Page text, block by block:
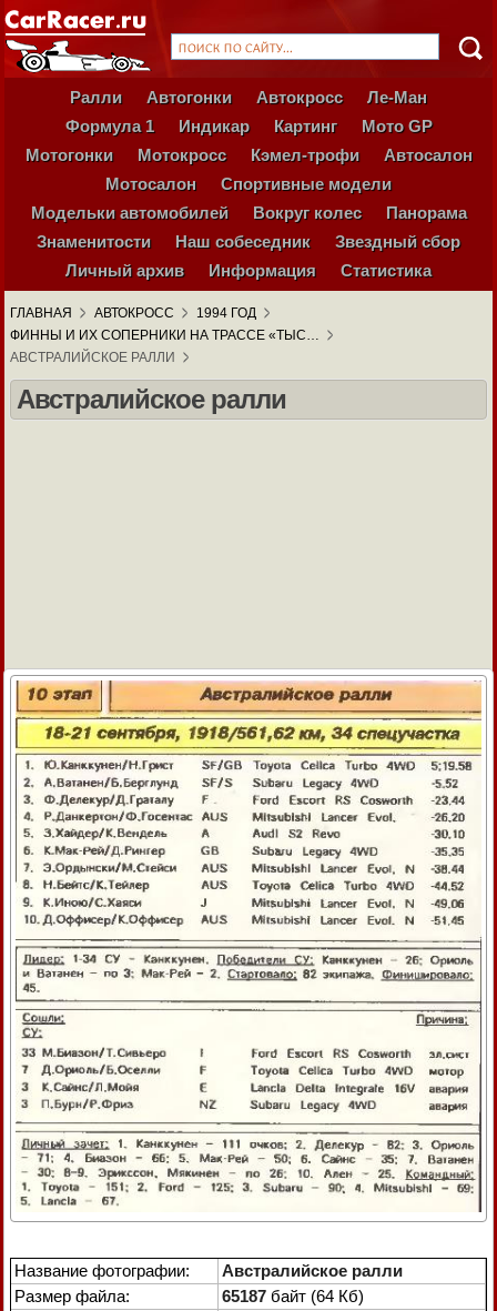
Ралли Автогонки Автокросс
Ле-Ман
Формула 1
Индикар Картинг
Мото GP
Мотогонки
Мотокросс Кэмел-трофи
Автосалон
Мотосалон
Спортивные модели
Модельки автомобилей
Вокруг колес
Панорама
Знаменитости
Наш собеседник
Звездный сбор
Личный архив
Информация Статистика
ГЛАВНАЯ АВТОКРОСС
1994 ГОД
ФИННЫ И ИХ СОПЕРНИКИ НА ТРАССЕ «ТЫС…
АВСТРАЛИЙСКОЕ РАЛЛИ
Австралийское ралли
Название фотографии:
Австралийское ралли
Размер файла:
65187 байт (64 Кб)